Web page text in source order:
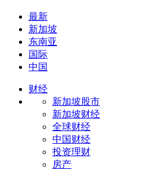
最新
新加坡
东南亚
国际
中国
财经
新加坡股市
新加坡财经
全球财经
中国财经
投资理财
房产